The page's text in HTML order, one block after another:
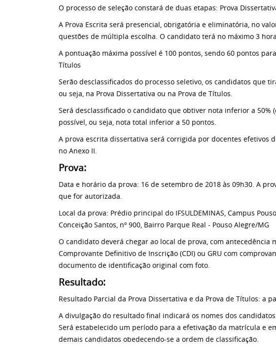
O processo de seleção constará de duas etapas: Prova
A Prova Escrita será presencial, obrigatória e eliminatória, no
questões de múltipla escolha. O candidato terá no máximo 3
A pontuação máxima possível é 100 pontos, sendo 60 pontos
Títulos
Serão desclassificados do processo seletivo, os candidatos que
ou seja, na Prova Dissertativa ou na Prova de Títulos.
Será desclassificado o candidato que obtiver nota inferior a
possível, ou seja, nota total inferior a 50 pontos.
A prova escrita dissertativa será corrigida por docentes efetivos
no Anexo II.
Prova:
Data e horário da prova: 16 de setembro de 2018 às 09h30. A
que for autorizada.
Local da prova: Prédio principal do IFSULDEMINAS, Campus
Conceição Santos, nº 900, Bairro Parque Real - Pouso Alegre/MG
O candidato deverá chegar ao local de prova, com
Comprovante Definitivo de Inscrição (CDI) ou GRU com
documento de identificação original com foto.
Resultado:
Resultado Parcial da Prova Dissertativa e da Prova de Títulos: a
A divulgação do resultado final indicará os nomes dos
Será estabelecido um período para a efetivação da matrícula e
demais candidatos obedecendo-se a ordem de classificação.